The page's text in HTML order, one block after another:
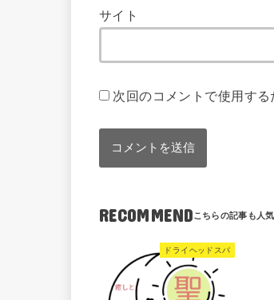
サイト
次回のコメントで使用す
RECOMMEND
ドライヘッドスパ